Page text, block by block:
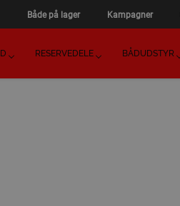
Både på lager Kampagner
RESERVEDELE BÅDUDSTYR